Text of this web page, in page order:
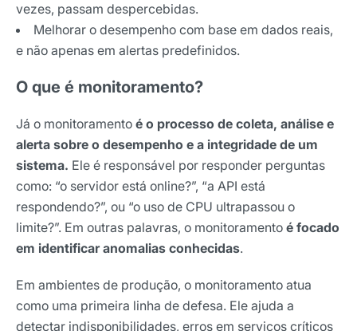
vezes, passam despercebidas.
Melhorar o desempenho com base em dados reais,
e não apenas em alertas predefinidos.
O que é monitoramento?
Já o monitoramento é o processo de coleta, análise e
alerta sobre o desempenho e a integridade de um
sistema. Ele é responsável por responder perguntas
como: “o servidor está online?”, “a API está
respondendo?”, ou “o uso de CPU ultrapassou o
limite?”. Em outras palavras, o monitoramento é focado
em identificar anomalias conhecidas.
Em ambientes de produção, o monitoramento atua
como uma primeira linha de defesa. Ele ajuda a
detectar indisponibilidades, erros em serviços críticos